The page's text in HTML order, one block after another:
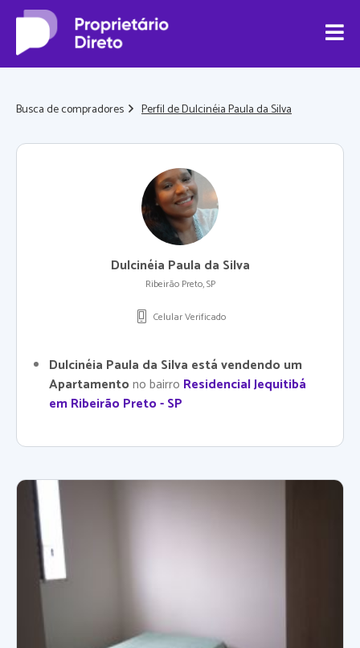
Busca de compradores Perfil de Dulcinéia Paula da Silva
Dulcinéia Paula da Silva
Ribeirão Preto, SP
Celular Verificado
Dulcinéia Paula da Silva está vendendo um
Apartamentono bairro Residencial Jequitibá
em Ribeirão Preto - SP